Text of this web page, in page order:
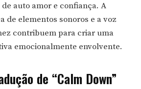
auto amor e confiança. A
de elementos sonoros e a voz
contribuem para criar uma
emocionalmente envolvente.
de “Calm Down”